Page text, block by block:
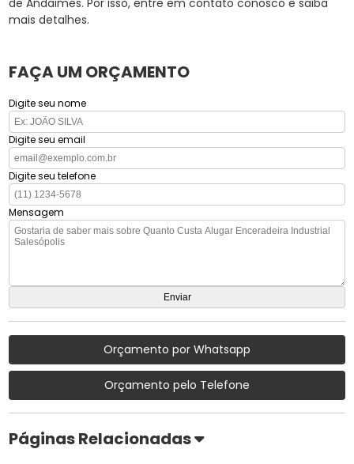
mais detalhes.
FAÇA UM ORÇAMENTO
Digite seu nome
Digite seu email
Digite seu telefone
Mensagem
Orçamento por Whatsapp
Orçamento pelo Telefone
Páginas Relacionadas